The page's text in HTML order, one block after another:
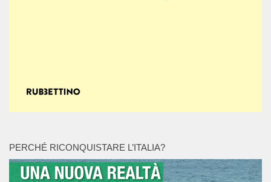
PERCHÉ RICONQUISTARE L’ITALIA?